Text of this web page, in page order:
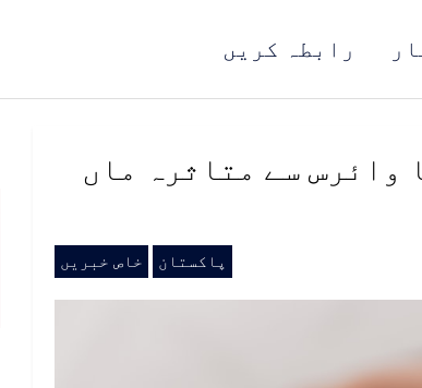
رابطہ کریں
وائرس سے متاثرہ ماں
پاکستان خاص خبریں